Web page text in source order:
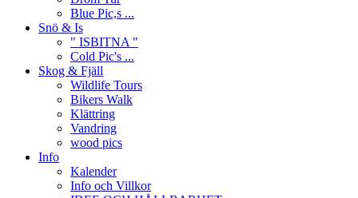
Blue Pic,s ...
Snö & Is
" ISBITNA "
Cold Pic's ...
Skog & Fjäll
Wildlife Tours
Bikers Walk
Klättring
Vandring
wood pics
Info
Kalender
Info och Villkor